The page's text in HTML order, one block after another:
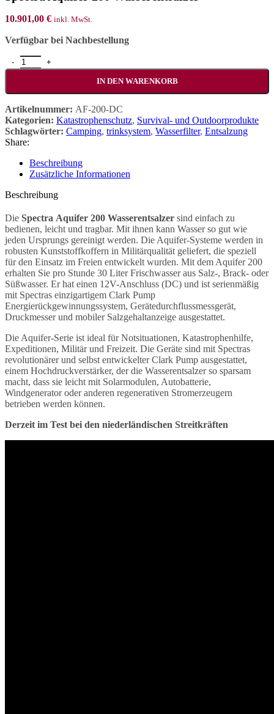
10.901,00 € inkl. MwSt.
Verfügbar bei Nachbestellung
Spectra Aquifer 200 Wasserentsalzer Menge
IN DEN WARENKORB
Artikelnummer: AF-200-DC
Kategorien: Katastrophenschutz, Survival- und Outdoorprodukte
Schlagwörter: Camping, trinksystem, Wasserfilter, Entsalzung
Share:
Beschreibung
Zusätzliche Informationen
Beschreibung
Die Spectra Aquifer 200 Wasserentsalzer sind einfach zu
bedienen, leicht und tragbar. Mit ihnen kann Wasser so gut wie
jeden Ursprungs gereinigt werden. Die Aquifer-Systeme werden in
robusten Kunststoffkoffern in Militärqualität geliefert, die speziell
für den Einsatz im Freien entwickelt wurden. Mit dem Aquifer 200
erhalten Sie pro Stunde 30 Liter Frischwasser aus Salz-, Brack- oder
Süßwasser. Er hat einen 12V-Anschluss (DC) und ist serienmäßig
mit Spectras einzigartigem Clark Pump
Energierückgewinnungssystem, Gerätedurchflussmessgerät,
Druckmesser und mobiler Salzgehaltanzeige ausgestattet.
Die Aquifer-Serie ist ideal für Notsituationen, Katastrophenhilfe,
Expeditionen, Militär und Freizeit. Die Geräte sind mit Spectras
revolutionärer und selbst entwickelter Clark Pump ausgestattet,
einem Hochdruckverstärker, der die Wasserentsalzer so sparsam
macht, dass sie leicht mit Solarmodulen, Autobatterie,
Windgenerator oder anderen regenerativen Stromerzeugern
betrieben werden können.
Derzeit im Test bei den niederländischen Streitkräften